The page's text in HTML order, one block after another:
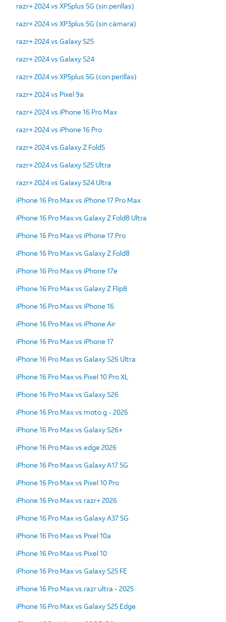
razr+ 2024 vs XP5plus 5G (sin perillas)
razr+ 2024 vs XP3plus 5G (sin cámara)
razr+ 2024 vs Galaxy S25
razr+ 2024 vs Galaxy S24
razr+ 2024 vs XP5plus 5G (con perillas)
razr+ 2024 vs Pixel 9a
razr+ 2024 vs iPhone 16 Pro Max
razr+ 2024 vs iPhone 16 Pro
razr+ 2024 vs Galaxy Z Fold5
razr+ 2024 vs Galaxy S25 Ultra
razr+ 2024 vs Galaxy S24 Ultra
iPhone 16 Pro Max vs iPhone 17 Pro Max
iPhone 16 Pro Max vs Galaxy Z Fold8 Ultra
iPhone 16 Pro Max vs iPhone 17 Pro
iPhone 16 Pro Max vs Galaxy Z Fold8
iPhone 16 Pro Max vs iPhone 17e
iPhone 16 Pro Max vs Galaxy Z Flip8
iPhone 16 Pro Max vs iPhone 16
iPhone 16 Pro Max vs iPhone Air
iPhone 16 Pro Max vs iPhone 17
iPhone 16 Pro Max vs Galaxy S26 Ultra
iPhone 16 Pro Max vs Pixel 10 Pro XL
iPhone 16 Pro Max vs Galaxy S26
iPhone 16 Pro Max vs moto g - 2026
iPhone 16 Pro Max vs Galaxy S26+
iPhone 16 Pro Max vs edge 2026
iPhone 16 Pro Max vs Galaxy A17 5G
iPhone 16 Pro Max vs Pixel 10 Pro
iPhone 16 Pro Max vs razr+ 2026
iPhone 16 Pro Max vs Galaxy A37 5G
iPhone 16 Pro Max vs Pixel 10a
iPhone 16 Pro Max vs Pixel 10
iPhone 16 Pro Max vs Galaxy S25 FE
iPhone 16 Pro Max vs razr ultra - 2025
iPhone 16 Pro Max vs Galaxy S25 Edge